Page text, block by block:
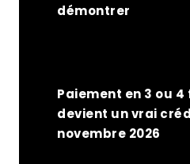
démontrer
Paiement en 3 ou 4
devient un vrai
novembre 2026